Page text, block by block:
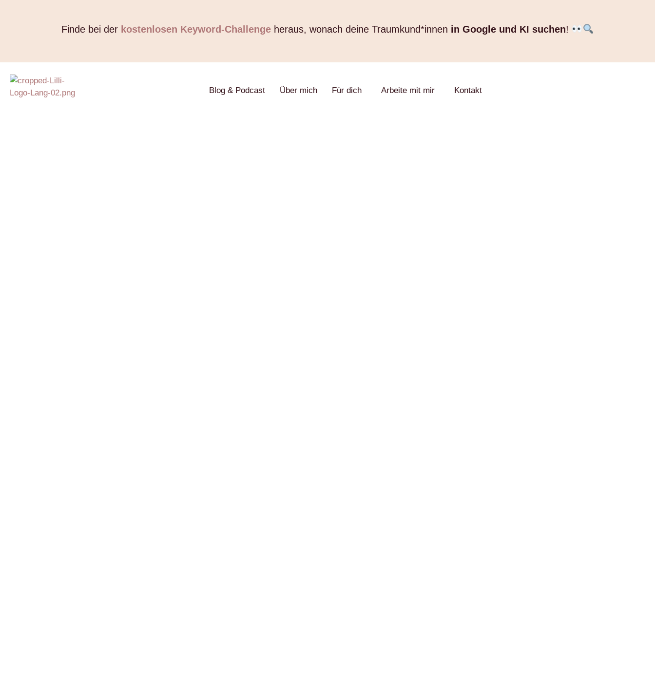
Finde bei der kostenlosen Keyword-Challengeheraus, wonach deine Traumkund*innen in Google und KI suchen!
Blog & Podcast Über mich Für dich Arbeite mit mir Kontakt